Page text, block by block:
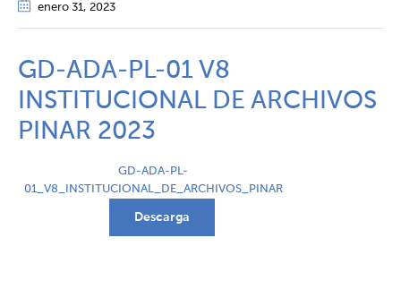
enero 31, 2023
GD-ADA-PL-01 V8
INSTITUCIONAL DE ARCHIVOS
PINAR 2023
GD-ADA-PL-
01_V8_INSTITUCIONAL_DE_ARCHIVOS_PINAR
Descarga